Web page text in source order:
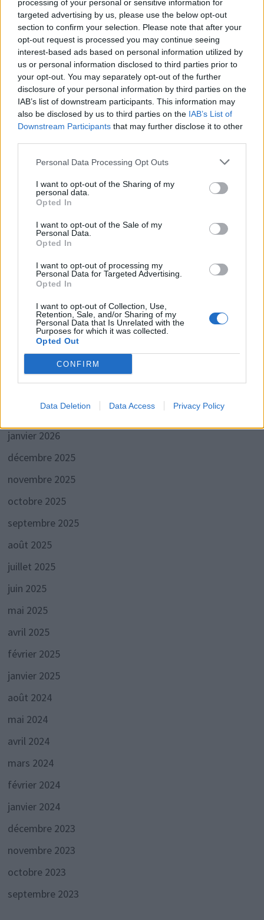
processing of your personal or sensitive information for
targeted advertising by us, please use the below opt-out
section to confirm your selection. Please note that after your
opt-out request is processed you may continue seeing
interest-based ads based on personal information utilized by
us or personal information disclosed to third parties prior to
your opt-out. You may separately opt-out of the further
disclosure of your personal information by third parties on the
IAB’s list of downstream participants. This information may
also be disclosed by us to third parties on the IAB’s List of
Downstream Participants that may further disclose it to other
Personal Data Processing Opt Outs
I want to opt-out of the Sharing of my
personal data.
Opted In
I want to opt-out of the Sale of my
Personal Data.
Opted In
I want to opt-out of processing my
Personal Data for Targeted Advertising.
Opted In
I want to opt-out of Collection, Use,
Retention, Sale, and/or Sharing of my
Personal Data that Is Unrelated with the
Purposes for which it was collected.
Opted Out
CONFIRM
Data Deletion Data Access Privacy Policy
couple pendant 20 ans, selon cet expert
Doramaland_faitssurComment bien réussir son plan
à 3 ?
StephenBlesysurComment bien réussir son plan à 3 ?
Edwardsixsur« Je me sens mieux avec lui qu’avec
mon conjoint » : cette vérité dérangeante concerne
plus d’un Français sur deux
EdwardsixsurL’argent qu’il faut absolument garder
expert
Archives
août 2026
juillet 2026
juin 2026
mai 2026
avril 2026
janvier 2026
décembre 2025
novembre 2025
octobre 2025
septembre 2025
août 2025
juillet 2025
juin 2025
mai 2025
avril 2025
février 2025
janvier 2025
août 2024
mai 2024
avril 2024
mars 2024
février 2024
janvier 2024
décembre 2023
novembre 2023
octobre 2023
septembre 2023